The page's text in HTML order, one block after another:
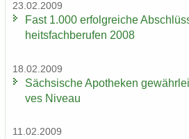
23.02.2009
Fast 1.000 er­folg­rei­che
heits­fach­be­ru­fen 2008
18.02.2009
Säch­si­sche Apo­the­ken
ves Ni­veau
11.02.2009